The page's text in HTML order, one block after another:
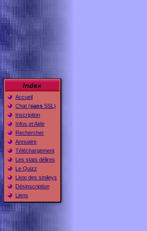
Index
Accueil
Chat (sans SSL)
Inscription
Infos et Aide
Rechercher
Annuaire
Téléchargement
Les stats délires
Le Quizz
Liste des smileys
Désinscription
Liens